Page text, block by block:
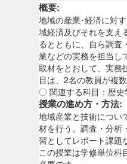
概要:
地域の産業･経済に対
域経済及びそれを支え
るとともに、自ら調査
業などの実務を担当し
取材をとおして、実務
目は、2名の教員が複
〇 関連する科目：歴
授業の進め方・方法:
地域産業と技術につい
材を行う。調査・分析
習としてレポート課題
この授業は学修単位科